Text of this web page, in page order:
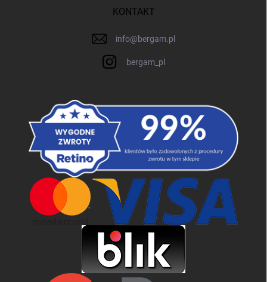
KONTAKT
info@bergam.pl
bergam_pl